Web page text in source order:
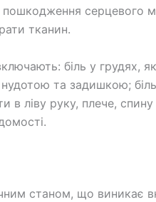
пошкодження
тканин.
біль у грудях,
та задишкою;
в ліву руку, плече,
станом, що виникає